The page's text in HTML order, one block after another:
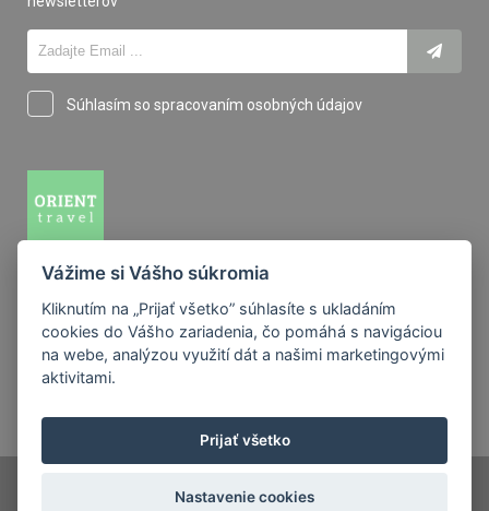
Súhlasím so spracovaním osobných údajov
M.R. Štefánika 14, 94001 Nové Zámky
+421 35 321 14 26
info@orienttravel.sk
Vážime si Vášho súkromia
Kliknutím na „Prijať všetko” súhlasíte s ukladáním
cookies do Vášho zariadenia, čo pomáhá s navigáciou
na webe, analýzou využití dát a našimi marketingovými
aktivitami.
Prijať všetko
Nastavenie cookies